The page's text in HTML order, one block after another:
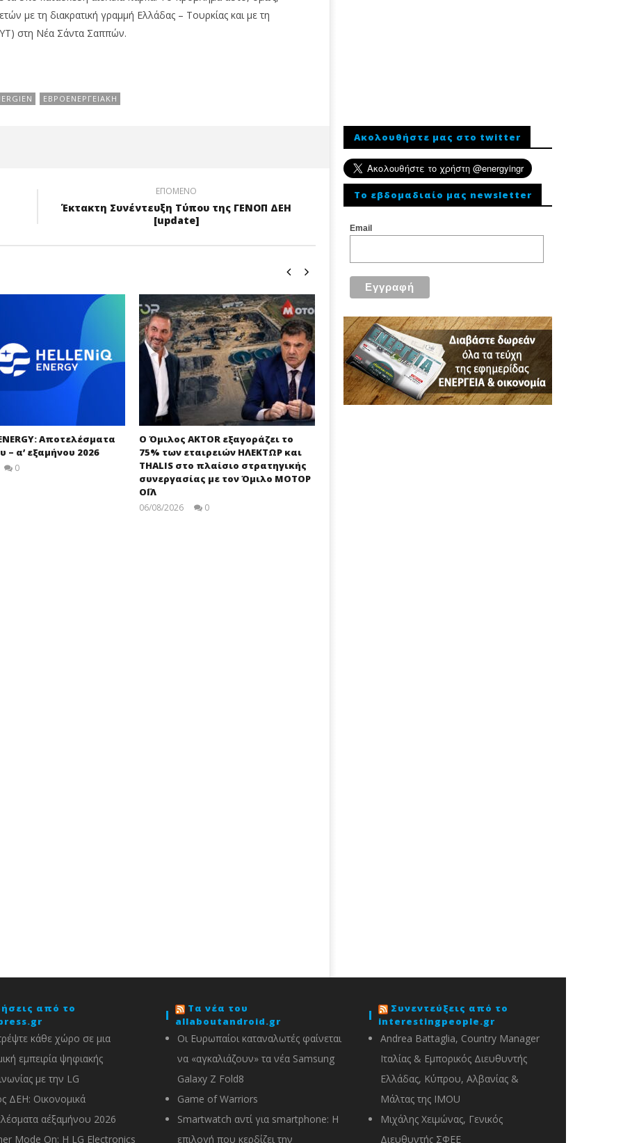
με τη διακρατική γραμμή Ελλάδας – Τουρκίας και με τη
στη Νέα Σάντα Σαππών.
ΕΒΡΟΕΝΕΡΓΕΙΑΚΉ
ΕΠΌΜΕΝΟ
Έκτακτη Συνέντευξη Τύπου της ΓΕΝΟΠ ΔΕΗ
[update]
Αποτελέσματα
– α’ εξαμήνου 2026
0
Ο Όμιλος AKTOR εξαγοράζει το
75% των εταιρειών ΗΛΕΚΤΩΡ και
THALIS στο πλαίσιο στρατηγικής
συνεργασίας με τον Όμιλο ΜΟΤΟΡ
ΟΪΛ
06/08/2026 0
Ακολουθήστε μας στο twitter
To εβδομαδιαίο μας newsletter
Email
από το
κάθε χώρο σε μια
εμπειρία ψηφιακής
με την LG
ΔΕΗ: Οικονομικά
α΄εξαμήνου 2026
Mode On: Η LG Electronics
Τα νέα του
allaboutandroid.gr
Οι Ευρωπαίοι καταναλωτές φαίνεται
να «αγκαλιάζουν» τα νέα Samsung
Galaxy Z Fold8
Game of Warriors
Smartwatch αντί για smartphone: Η
επιλογή που κερδίζει την
Συνεντεύξεις από το
interestingpeople.gr
Andrea Battaglia, Country Manager
Ιταλίας & Εμπορικός Διευθυντής
Ελλάδας, Κύπρου, Αλβανίας &
Μάλτας της IMOU
Μιχάλης Χειμώνας, Γενικός
Διευθυντής ΣΦΕΕ